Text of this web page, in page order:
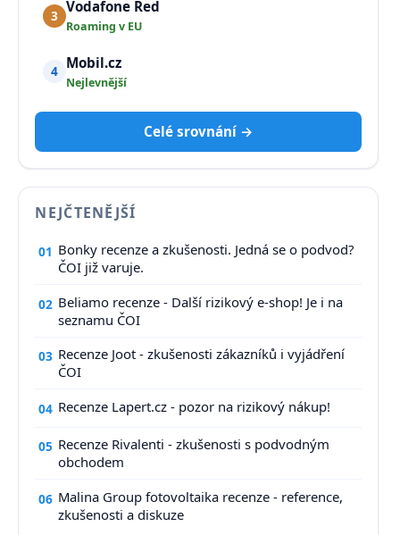
3 Vodafone Red
Roaming v EU
4 Mobil.cz
Nejlevnější
Celé srovnání →
NEJČTENĚJŠÍ
01 Bonky recenze a zkušenosti. Jedná se o podvod?
ČOI již varuje.
02 Beliamo recenze - Další rizikový e-shop! Je i na
seznamu ČOI
03 Recenze Joot - zkušenosti zákazníků i vyjádření
ČOI
04 Recenze Lapert.cz - pozor na rizikový nákup!
05 Recenze Rivalenti - zkušenosti s podvodným
obchodem
06 Malina Group fotovoltaika recenze - reference,
zkušenosti a diskuze